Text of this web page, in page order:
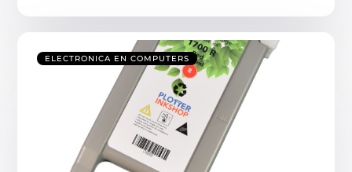
ELECTRONICA EN COMPUTERS